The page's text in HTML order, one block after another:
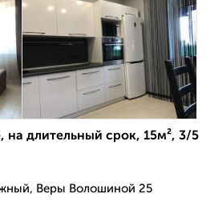
на длительный срок, 15м², 3/5
Веры Волошиной 25